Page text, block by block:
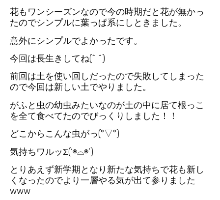
花もワンシーズンなので今の時期だと花が無かっ
たのでシンプルに葉っぱ系にしときました。
意外にシンプルでよかったです。
今回は長生きしてね(^ ^)
前回は土を使い回しだったので失敗してしまった
ので今回は新しい土でやりました。
がふと虫の幼虫みたいなのが土の中に居て根っこ
を全て食べてたのでびっくりしました！！
どこからこんな虫がっ(°▽°)
気持ちワルッΣ(‘◉⌓◉’)
とりあえず新学期となり新たな気持ちで花も新し
くなったのでより一層やる気が出て参りました
www